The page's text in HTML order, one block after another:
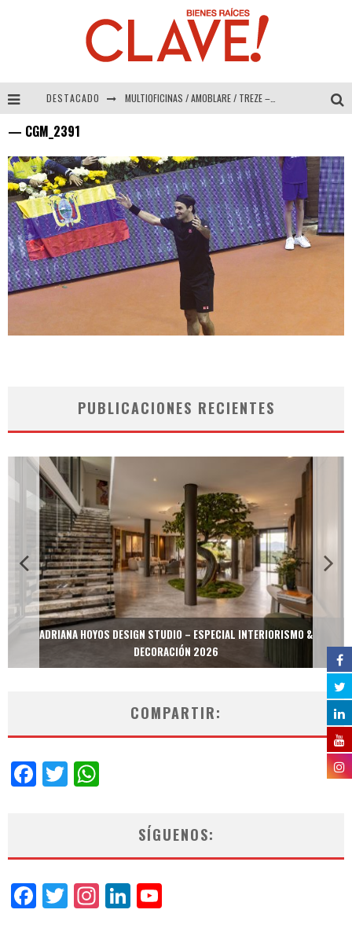
DESTACADO MULTIOFICINAS / AMOBLARE / TREZE – Especial Interiorismo & Decoración 2026
COLINEAL – Especial Interiorismo & Decoración 2026
ADRIANA HOYOS DESIGN STUDIO – Especial Interiorismo & Decoración 2026
— CGM_2391
PUBLICACIONES RECIENTES
ADRIANA HOYOS DESIGN STUDIO – ESPECIAL INTERIORISMO &
DECORACIÓN 2026
COMPARTIR:
Facebook
Twitter
SÍGUENOS:
Facebook
Twitter
Instagram
LinkedIn